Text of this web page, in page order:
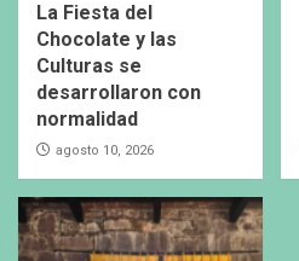
La Fiesta del
Chocolate y las
Culturas se
desarrollaron con
normalidad
agosto 10, 2026